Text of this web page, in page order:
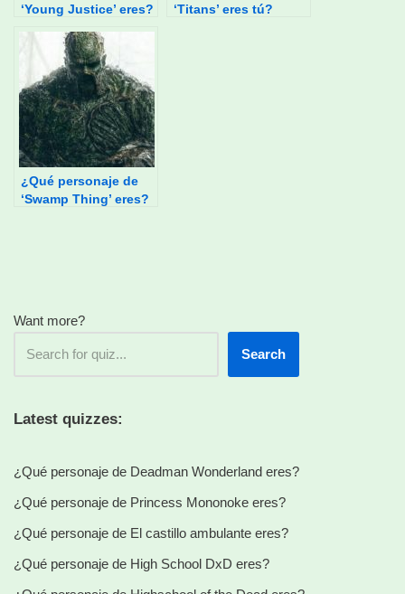
‘Young Justice’ eres?
‘Titans’ eres tú?
¿Qué personaje de
‘Swamp Thing’ eres?
Want more?
Search
Latest quizzes:
¿Qué personaje de Deadman Wonderland eres?
¿Qué personaje de Princess Mononoke eres?
¿Qué personaje de El castillo ambulante eres?
¿Qué personaje de High School DxD eres?